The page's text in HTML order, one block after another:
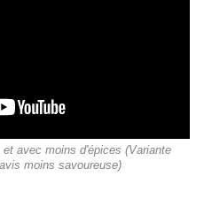
avec moins d'épices (Variante
moins savoureuse)